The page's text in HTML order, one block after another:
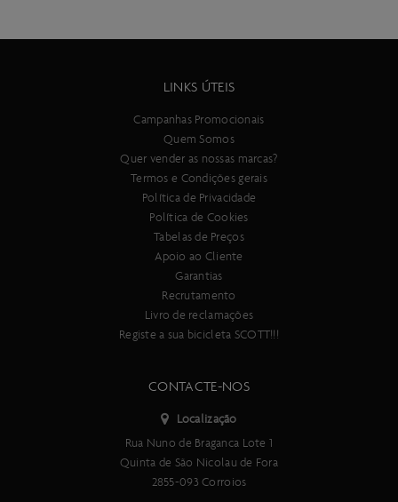
LINKS ÚTEIS
Campanhas Promocionais
Quem Somos
Quer vender as nossas marcas?
Termos e Condições gerais
Política de Privacidade
Política de Cookies
Tabelas de Preços
Apoio ao Cliente
Garantias
Recrutamento
Livro de reclamações
Registe a sua bicicleta SCOTT!!!
CONTACTE-NOS
Localização
Rua Nuno de Braganca Lote 1
Quinta de São Nicolau de Fora
2855-093 Corroios